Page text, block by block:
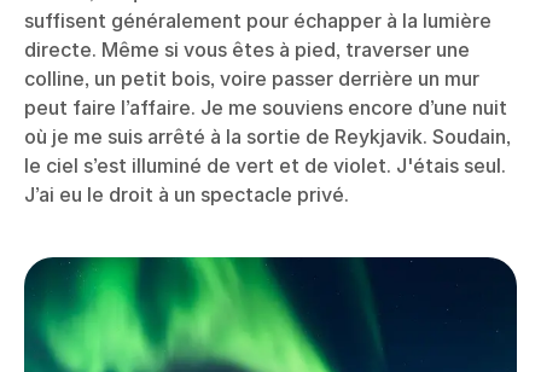
suffisent généralement pour échapper à la lumière
directe. Même si vous êtes à pied, traverser une
colline, un petit bois, voire passer derrière un mur
peut faire l’affaire. Je me souviens encore d’une nuit
où je me suis arrêté à la sortie de Reykjavik. Soudain,
le ciel s’est illuminé de vert et de violet. J'étais seul.
J’ai eu le droit à un spectacle privé.